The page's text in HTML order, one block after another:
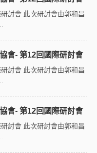
討會 此次研討會由郭和昌
會- 第12回國際研討會
討會 此次研討會由郭和昌
會- 第12回國際研討會
討會 此次研討會由郭和昌